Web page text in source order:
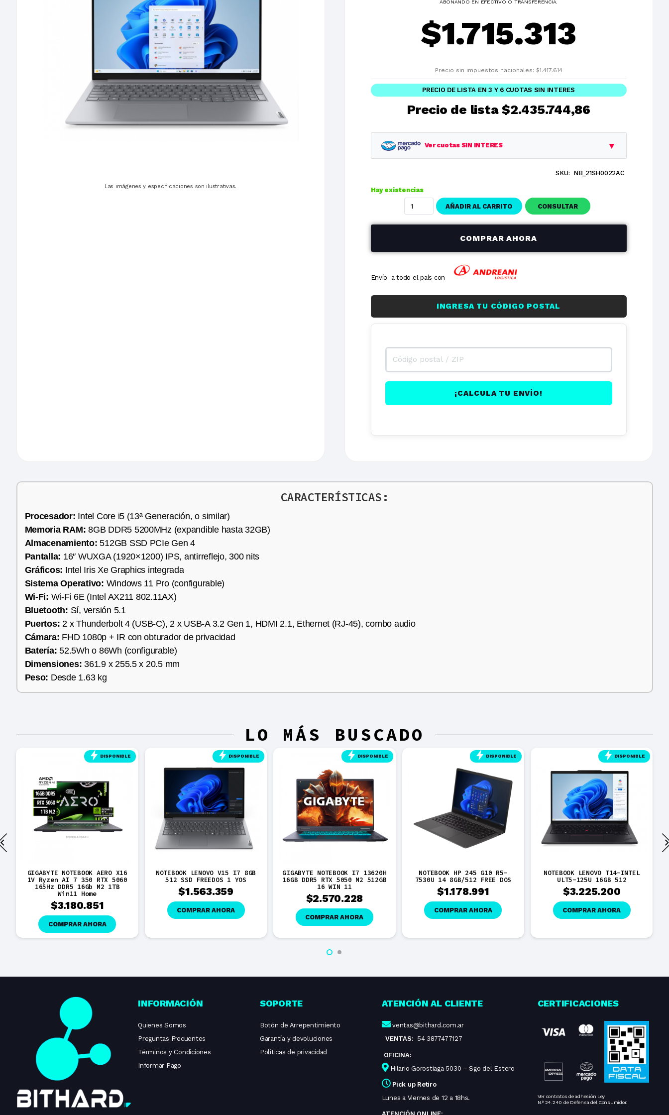
Las imágenes y especificaciones son ilustrativas.
ABONANDO EN EFECTIVO O TRANSFERENCIA.
$1.715.313
Precio sin impuestos nacionales: $1.417.614
PRECIO DE LISTA EN 3 Y 6 CUOTAS SIN INTERES
Precio de lista $2.435.744,86
Ver cuotas SIN INTERES ▼
Total
1 cuotas
$811.914,95 $2.435.744,86
$405.957,48
SKU: NB_21SH0022AC
Hay existencias
AÑADIR AL CARRITO CONSULTAR
COMPRAR AHORA
Envío a todo el país con
INGRESA TU CÓDIGO POSTAL
¡CALCULA TU ENVÍO!
CARACTERÍSTICAS:
Procesador: Intel Core i5 (13ª Generación, o similar)
Memoria RAM: 8GB DDR5 5200MHz (expandible hasta 32GB)
Almacenamiento: 512GB SSD PCIe Gen 4
Pantalla: 16″ WUXGA (1920×1200) IPS, antirreflejo, 300 nits
Gráficos: Intel Iris Xe Graphics integrada
Sistema Operativo: Windows 11 Pro (configurable)
Wi-Fi: Wi-Fi 6E (Intel AX211 802.11AX)
Bluetooth: Sí, versión 5.1
Puertos: 2 x Thunderbolt 4 (USB-C), 2 x USB-A 3.2 Gen 1, HDMI 2.1, Ethernet (RJ-45), combo audio
Cámara: FHD 1080p + IR con obturador de privacidad
Batería: 52.5Wh o 86Wh (configurable)
Dimensiones: 361.9 x 255.5 x 20.5 mm
Peso: Desde 1.63 kg
LO MÁS BUSCADO
DISPONIBLE
GIGABYTE NOTEBOOK AERO X16
1V Ryzen AI 7 350 RTX 5060
165Hz DDR5 16Gb M2 1TB
Win11 Home
$3.180.851
COMPRAR AHORA
DISPONIBLE
NOTEBOOK LENOVO V15 I7 8GB
512 SSD FREEDOS 1 YOS
$1.563.359
COMPRAR AHORA
DISPONIBLE
GIGABYTE NOTEBOOK I7 13620H
16GB DDR5 RTX 5050 M2 512GB
16 WIN 11
$2.570.228
COMPRAR AHORA
DISPONIBLE
NOTEBOOK HP 245 G10 R5-
7530U 14 8GB/512 FREE DOS
$1.178.991
COMPRAR AHORA
DISPONIBLE
NOTEBOOK LENOVO T14-INTEL
ULT5-125U 16GB 512
$3.225.200
COMPRAR AHORA
INFORMACIÓN
Quienes Somos
Preguntas Frecuentes
Términos y Condiciones
Informar Pago
SOPORTE
Botón de Arrepentimiento
Garantía y devoluciones
Políticas de privacidad
ATENCIÓN AL CLIENTE
ventas@bithard.com.ar
VENTAS: 54 3877477127
OFICINA:
Hilario Gorostiaga 5030 – Sgo del Estero
Pick up Retiro
Lunes a Viernes de 12 a 18hs.
CERTIFICACIONES
Ver contratos de adhesión Ley
N.º 24.240 de Defensa del Consumidor.